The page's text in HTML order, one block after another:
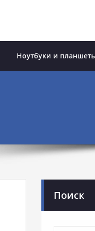
Ноутбуки и
Поиск